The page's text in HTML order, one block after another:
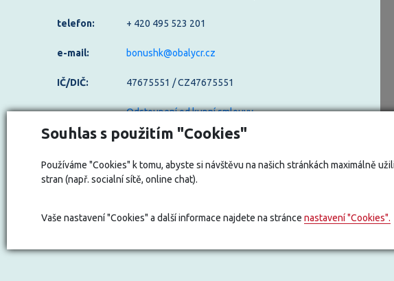
Souhlas s použitím "Cookies"
Používáme "Cookies" k tomu, abyste si návštěvu na našich stránkách maximálně
stran (např. socialní sítě, online chat).
Vaše nastavení "Cookies" a další informace najdete na stránce nastavení "Cookies".
telefon: + 420 495 523 201
e-mail: bonushk@obalycr.cz
IČ/DIČ: 47675551 / CZ47675551
Odstoupení od kupní smlouvy